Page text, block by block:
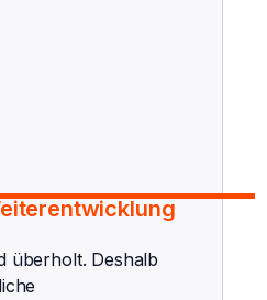
überholt. Deshalb